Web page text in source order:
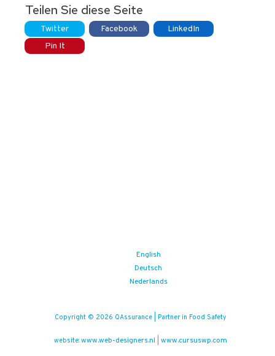
Teilen Sie diese Seite
Twitter Facebook
LinkedIn
Pin It
English
Deutsch
Nederlands
Copyright © 2026 QAssurance | Partner in Food Safety
website: www.web-designers.nl www.cursuswp.com